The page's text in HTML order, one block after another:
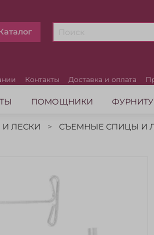
Контакты Доставка и оплата
ПОМОЩНИКИ
ЛЕСКИ СЪЕМНЫЕ СПИЦЫ И